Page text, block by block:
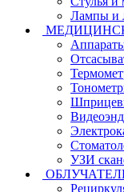
Лампы и
УЗИ